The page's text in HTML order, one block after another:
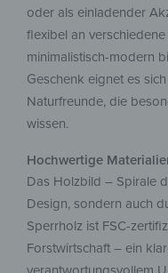
oder als einladender
flexibel an
minimalistisch-modern
Geschenk eignet es
Naturfreunde, die
wissen.
Hochwertige
Das Holzbild – Spirale
Design, sondern auch
Sperrholz ist FSC-
Forstwirtschaft – ein